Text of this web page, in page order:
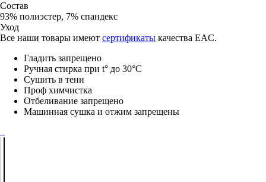
Состав
93% полиэстер, 7% спандекс
Уход
Все наши товары имеют сертификаты качества EAC.
Гладить запрещено
Ручная стирка при t° до 30°C
Сушить в тени
Проф химчистка
Отбеливание запрещено
Машинная сушка и отжим запрещены